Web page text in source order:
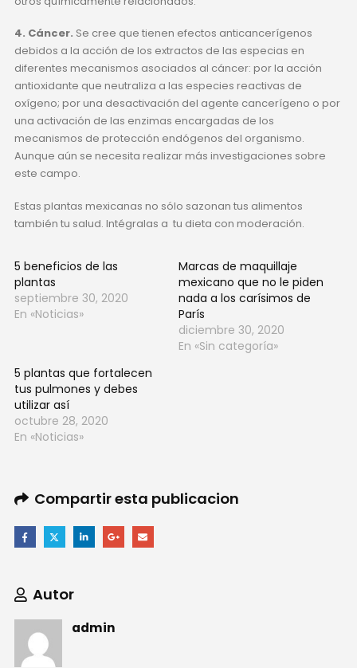
4. Cáncer. Se cree que tienen efectos anticancerígenos
debidos a la acción de los extractos de las especias en
diferentes mecanismos asociados al cáncer: por la acción
antioxidante que neutraliza a las especies reactivas de
oxígeno; por una desactivación del agente cancerígeno o por
una activación de las enzimas encargadas de los
mecanismos de protección endógenos del organismo.
Aunque aún se necesita realizar más investigaciones sobre
este campo.
Estas plantas mexicanas no sólo sazonan tus alimentos
también tu salud. Intégralas a tu dieta con moderación.
5 beneficios de las
plantas
septiembre 30, 2020
En «Noticias»
Marcas de maquillaje
mexicano que no le piden
nada a los carísimos de
París
diciembre 30, 2020
En «Sin categoría»
5 plantas que fortalecen
tus pulmones y debes
utilizar así
octubre 28, 2020
En «Noticias»
Compartir esta publicacion
Autor
admin